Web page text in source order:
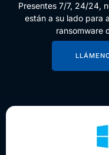
Presentes 7/7, 24/24,
están a su lado para
ransomware